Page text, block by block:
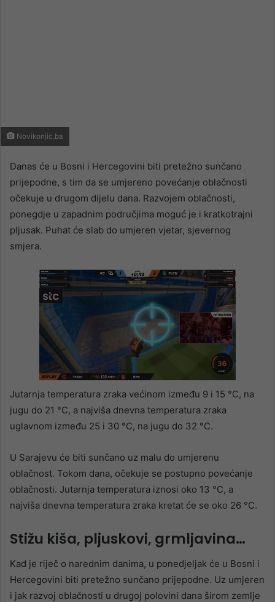
Novikonjic.ba
Danas će u Bosni i Hercegovini biti pretežno sunčano
prijepodne, s tim da se umjereno povećanje oblačnosti
očekuje u drugom dijelu dana. Razvojem oblačnosti,
ponegdje u zapadnim područjima moguć je i kratkotrajni
pljusak. Puhat će slab do umjeren vjetar, sjevernog
smjera.
Jutarnja temperatura zraka većinom između 9 i 15 °C, na
jugu do 21 °C, a najviša dnevna temperatura zraka
uglavnom između 25 i 30 °C, na jugu do 32 °C.
U Sarajevu će biti sunčano uz malu do umjerenu
oblačnost. Tokom dana, očekuje se postupno povećanje
oblačnosti. Jutarnja temperatura iznosi oko 13 °C, a
najviša dnevna temperatura zraka kretat će se oko 26 °C.
Stižu kiša, pljuskovi, grmljavina…
Kad je riječ o narednim danima, u ponedjeljak će u Bosni i
Hercegovini biti pretežno sunčano prijepodne. Uz umjeren
i jak razvoj oblačnosti u drugoj polovini dana širom zemlje